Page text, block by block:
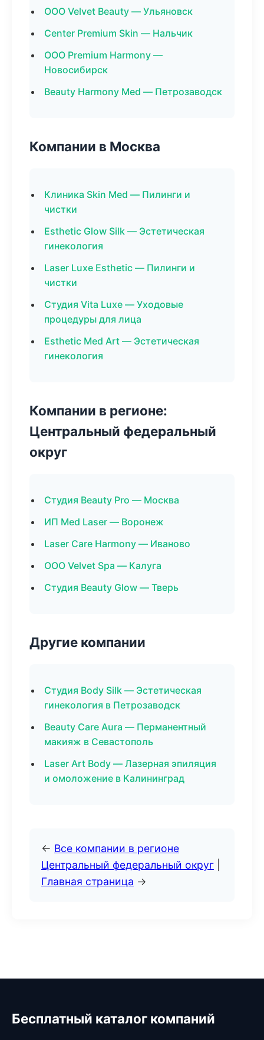
ООО Velvet Beauty — Ульяновск
Center Premium Skin — Нальчик
ООО Premium Harmony —
Новосибирск
Beauty Harmony Med — Петрозаводск
Компании в Москва
Клиника Skin Med — Пилинги и
чистки
Esthetic Glow Silk — Эстетическая
гинекология
Laser Luxe Esthetic — Пилинги и
чистки
Студия Vita Luxe — Уходовые
процедуры для лица
Esthetic Med Art — Эстетическая
гинекология
Компании в регионе:
Центральный федеральный
округ
Студия Beauty Pro — Москва
ИП Med Laser — Воронеж
Laser Care Harmony — Иваново
ООО Velvet Spa — Калуга
Студия Beauty Glow — Тверь
Другие компании
Студия Body Silk — Эстетическая
гинекология в Петрозаводск
Beauty Care Aura — Перманентный
макияж в Севастополь
Laser Art Body — Лазерная эпиляция
и омоложение в Калининград
← Все компании в регионе
Центральный федеральный округ
Главная страница →
Бесплатный каталог компаний